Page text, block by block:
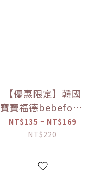
【優惠限定】韓國
寶寶福德bebefood
糙米餅 磨牙餅乾 蔬
菜/水果 (25g) 【優
NT$135 ~ NT$169
NT$220